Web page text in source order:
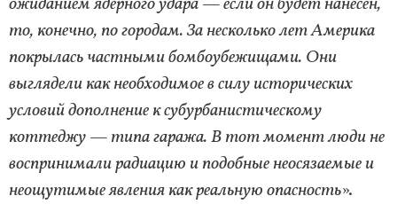
то, конечно, по городам. За несколько лет Америка
покрылась частными бомбоубежищами. Они
выглядели как необходимое в силу исторических
условий дополнение к субурбанистическому
коттеджу — типа гаража. В тот момент люди не
воспринимали радиацию и подобные неосязаемые и
неощутимые явления как реальную опасность».